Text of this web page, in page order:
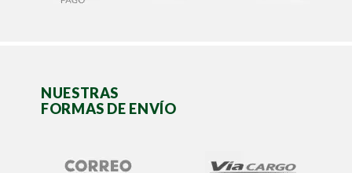
NUESTRAS
FORMAS DE ENVÍO